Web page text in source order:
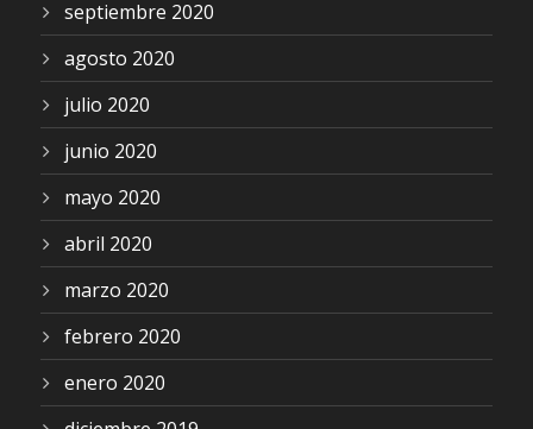
septiembre 2020
agosto 2020
julio 2020
junio 2020
mayo 2020
abril 2020
marzo 2020
febrero 2020
enero 2020